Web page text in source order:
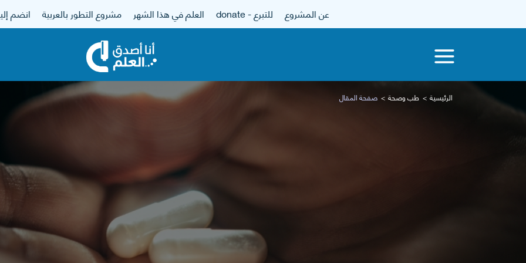
عن المشروع للتبرع - donate العلم في هذا الشهر مشروع التطور بالعربية انضم
الرئيسية طب وصحة صفحة المقال